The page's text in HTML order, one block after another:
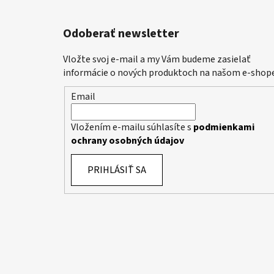
Odoberať newsletter
Vložte svoj e-mail a my Vám budeme zasielať
informácie o nových produktoch na našom e-
Email
Vložením e-mailu súhlasíte s podmienkami
ochrany osobných údajov
PRIHLÁSIŤ SA